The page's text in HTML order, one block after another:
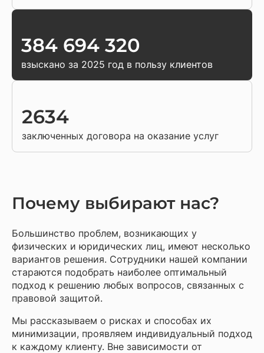
384 694 320
взыскано за 2025 год в пользу клиентов
2634
заключенных договора на оказание услуг
Почему выбирают нас?
Большинство проблем, возникающих у
физических и юридических лиц, имеют несколько
вариантов решения. Сотрудники нашей компании
стараются подобрать наиболее оптимальный
подход к решению любых вопросов, связанных с
правовой защитой.
Мы рассказываем о рисках и способах их
минимизации, проявляем индивидуальный подход
к каждому клиенту. Вне зависимости от